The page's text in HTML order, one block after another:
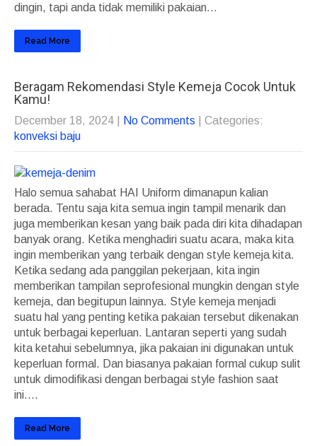
dingin, tapi anda tidak memiliki pakaian...
Read More
Beragam Rekomendasi Style Kemeja Cocok Untuk
Kamu!
December 18, 2024 No Comments
| Categories:
konveksi baju
Halo semua sahabat HAI Uniform dimanapun kalian
berada. Tentu saja kita semua ingin tampil menarik dan
juga memberikan kesan yang baik pada diri kita dihadapan
banyak orang. Ketika menghadiri suatu acara, maka kita
ingin memberikan yang terbaik dengan style kemeja kita.
Ketika sedang ada panggilan pekerjaan, kita ingin
memberikan tampilan seprofesional mungkin dengan style
kemeja, dan begitupun lainnya. Style kemeja menjadi
suatu hal yang penting ketika pakaian tersebut dikenakan
untuk berbagai keperluan. Lantaran seperti yang sudah
kita ketahui sebelumnya, jika pakaian ini digunakan untuk
keperluan formal. Dan biasanya pakaian formal cukup sulit
untuk dimodifikasi dengan berbagai style fashion saat
ini....
Read More